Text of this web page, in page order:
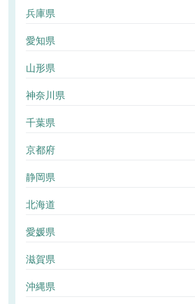
兵庫県
愛知県
山形県
神奈川県
千葉県
京都府
静岡県
北海道
愛媛県
滋賀県
沖縄県